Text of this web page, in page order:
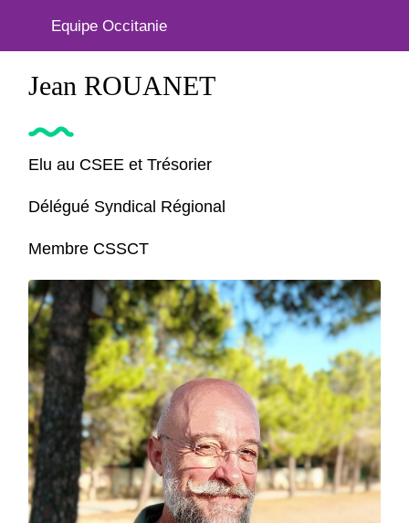
Equipe Occitanie
Jean ROUANET
Elu au CSEE et Trésorier
Délégué Syndical Régional
Membre CSSCT